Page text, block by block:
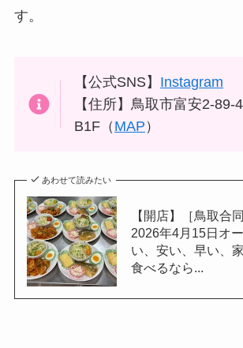
す。
【公式SNS】 Instagram
【住所】鳥取市富安2-89-4
B1F（ MAP ）
あわせて読みたい
【開店】［鳥取合
2026年4月15日オ
い、安い、早い、
食べるなら...